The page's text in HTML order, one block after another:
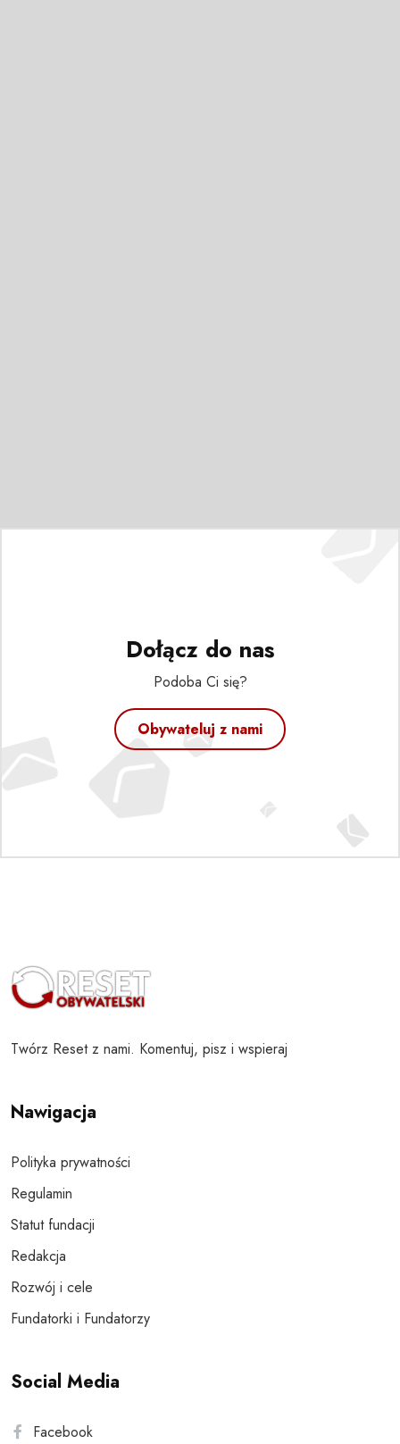
Dołącz do nas
Podoba Ci się?
Obywateluj z nami
Twórz Reset z nami. Komentuj, pisz i wspieraj
Nawigacja
Polityka prywatności
Regulamin
Statut fundacji
Redakcja
Rozwój i cele
Fundatorki i Fundatorzy
Social Media
Facebook